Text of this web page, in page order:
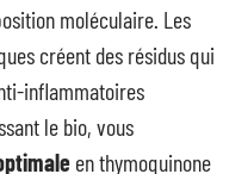
moléculaire. Les
créent des résidus qui
inflammatoires
le bio, vous
en thymoquinone